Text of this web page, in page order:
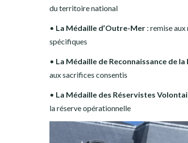
du territoire national
• La Médaille d’Outre-Mer : remise
spécifiques
• La Médaille de Reconnaissance de
aux sacrifices consentis
• La Médaille des Réservistes
la réserve opérationnelle